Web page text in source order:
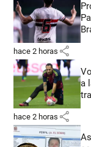
hace 2 horas share
a
hace 2 horas share